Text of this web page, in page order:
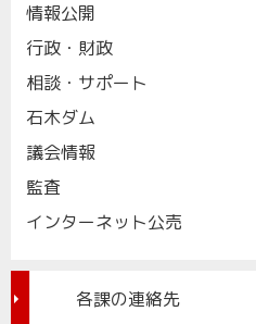
情報公開
行政・財政
相談・サポート
石木ダム
議会情報
監査
インターネット公売
各課の連絡先